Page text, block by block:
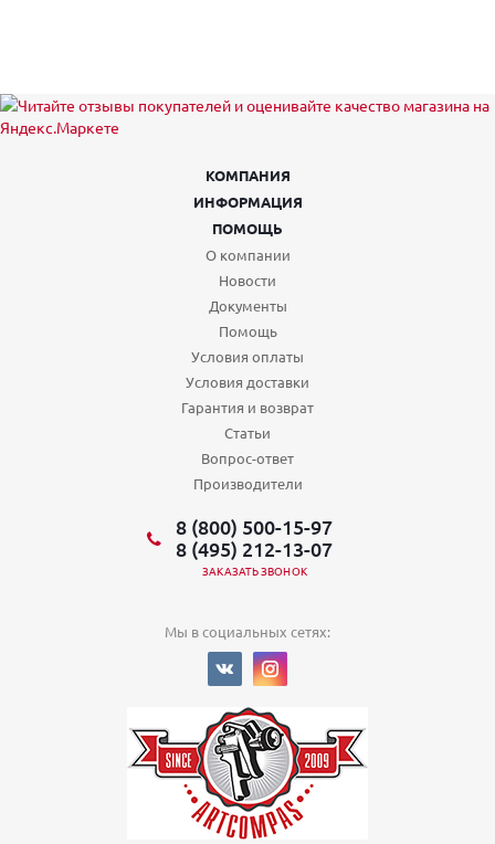
КОМПАНИЯ
ИНФОРМАЦИЯ
ПОМОЩЬ
О компании
Новости
Документы
Помощь
Условия оплаты
Условия доставки
Гарантия и возврат
Статьи
Вопрос-ответ
Производители
8 (800) 500-15-97
8 (495) 212-13-07
ЗАКАЗАТЬ ЗВОНОК
Мы в социальных сетях: